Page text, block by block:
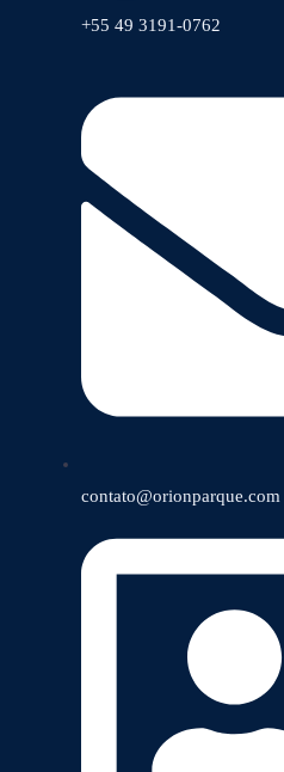
+55 49 3191-0762
contato@orionparque.com